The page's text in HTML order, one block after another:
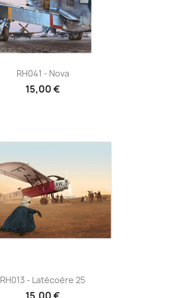
RH041 - Nova
15,00 €
RH013 - Latécoère 25